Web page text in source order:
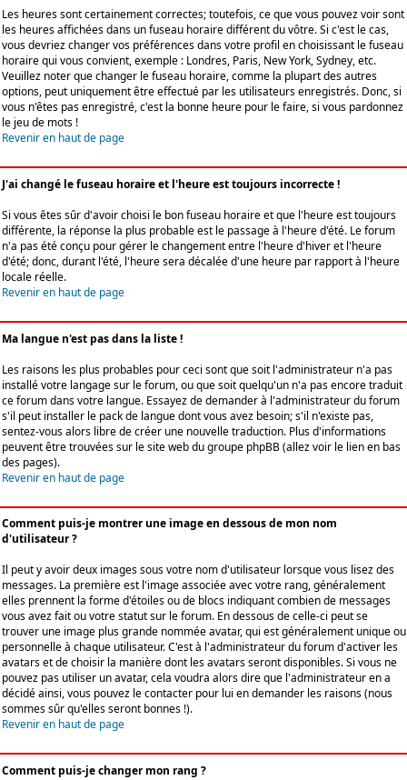
Les heures sont certainement correctes; toutefois, ce que vous pouvez voir sont
les heures affichées dans un fuseau horaire différent du vôtre. Si c'est le cas,
vous devriez changer vos préférences dans votre profil en choisissant le fuseau
horaire qui vous convient, exemple : Londres, Paris, New York, Sydney, etc.
Veuillez noter que changer le fuseau horaire, comme la plupart des autres
options, peut uniquement être effectué par les utilisateurs enregistrés. Donc, si
vous n'êtes pas enregistré, c'est la bonne heure pour le faire, si vous pardonnez
le jeu de mots !
Revenir en haut de page
J'ai changé le fuseau horaire et l'heure est toujours incorrecte !
Si vous êtes sûr d'avoir choisi le bon fuseau horaire et que l'heure est toujours
différente, la réponse la plus probable est le passage à l'heure d'été. Le forum
n'a pas été conçu pour gérer le changement entre l'heure d'hiver et l'heure
d'été; donc, durant l'été, l'heure sera décalée d'une heure par rapport à l'heure
locale réelle.
Revenir en haut de page
Ma langue n'est pas dans la liste !
Les raisons les plus probables pour ceci sont que soit l'administrateur n'a pas
installé votre langage sur le forum, ou que soit quelqu'un n'a pas encore traduit
ce forum dans votre langue. Essayez de demander à l'administrateur du forum
s'il peut installer le pack de langue dont vous avez besoin; s'il n'existe pas,
sentez-vous alors libre de créer une nouvelle traduction. Plus d'informations
peuvent être trouvées sur le site web du groupe phpBB (allez voir le lien en bas
des pages).
Revenir en haut de page
Comment puis-je montrer une image en dessous de mon nom
d'utilisateur ?
Il peut y avoir deux images sous votre nom d'utilisateur lorsque vous lisez des
messages. La première est l'image associée avec votre rang, généralement
elles prennent la forme d'étoiles ou de blocs indiquant combien de messages
vous avez fait ou votre statut sur le forum. En dessous de celle-ci peut se
trouver une image plus grande nommée avatar, qui est généralement unique ou
personnelle à chaque utilisateur. C'est à l'administrateur du forum d'activer les
avatars et de choisir la manière dont les avatars seront disponibles. Si vous ne
pouvez pas utiliser un avatar, cela voudra alors dire que l'administrateur en a
décidé ainsi, vous pouvez le contacter pour lui en demander les raisons (nous
sommes sûr qu'elles seront bonnes !).
Revenir en haut de page
Comment puis-je changer mon rang ?